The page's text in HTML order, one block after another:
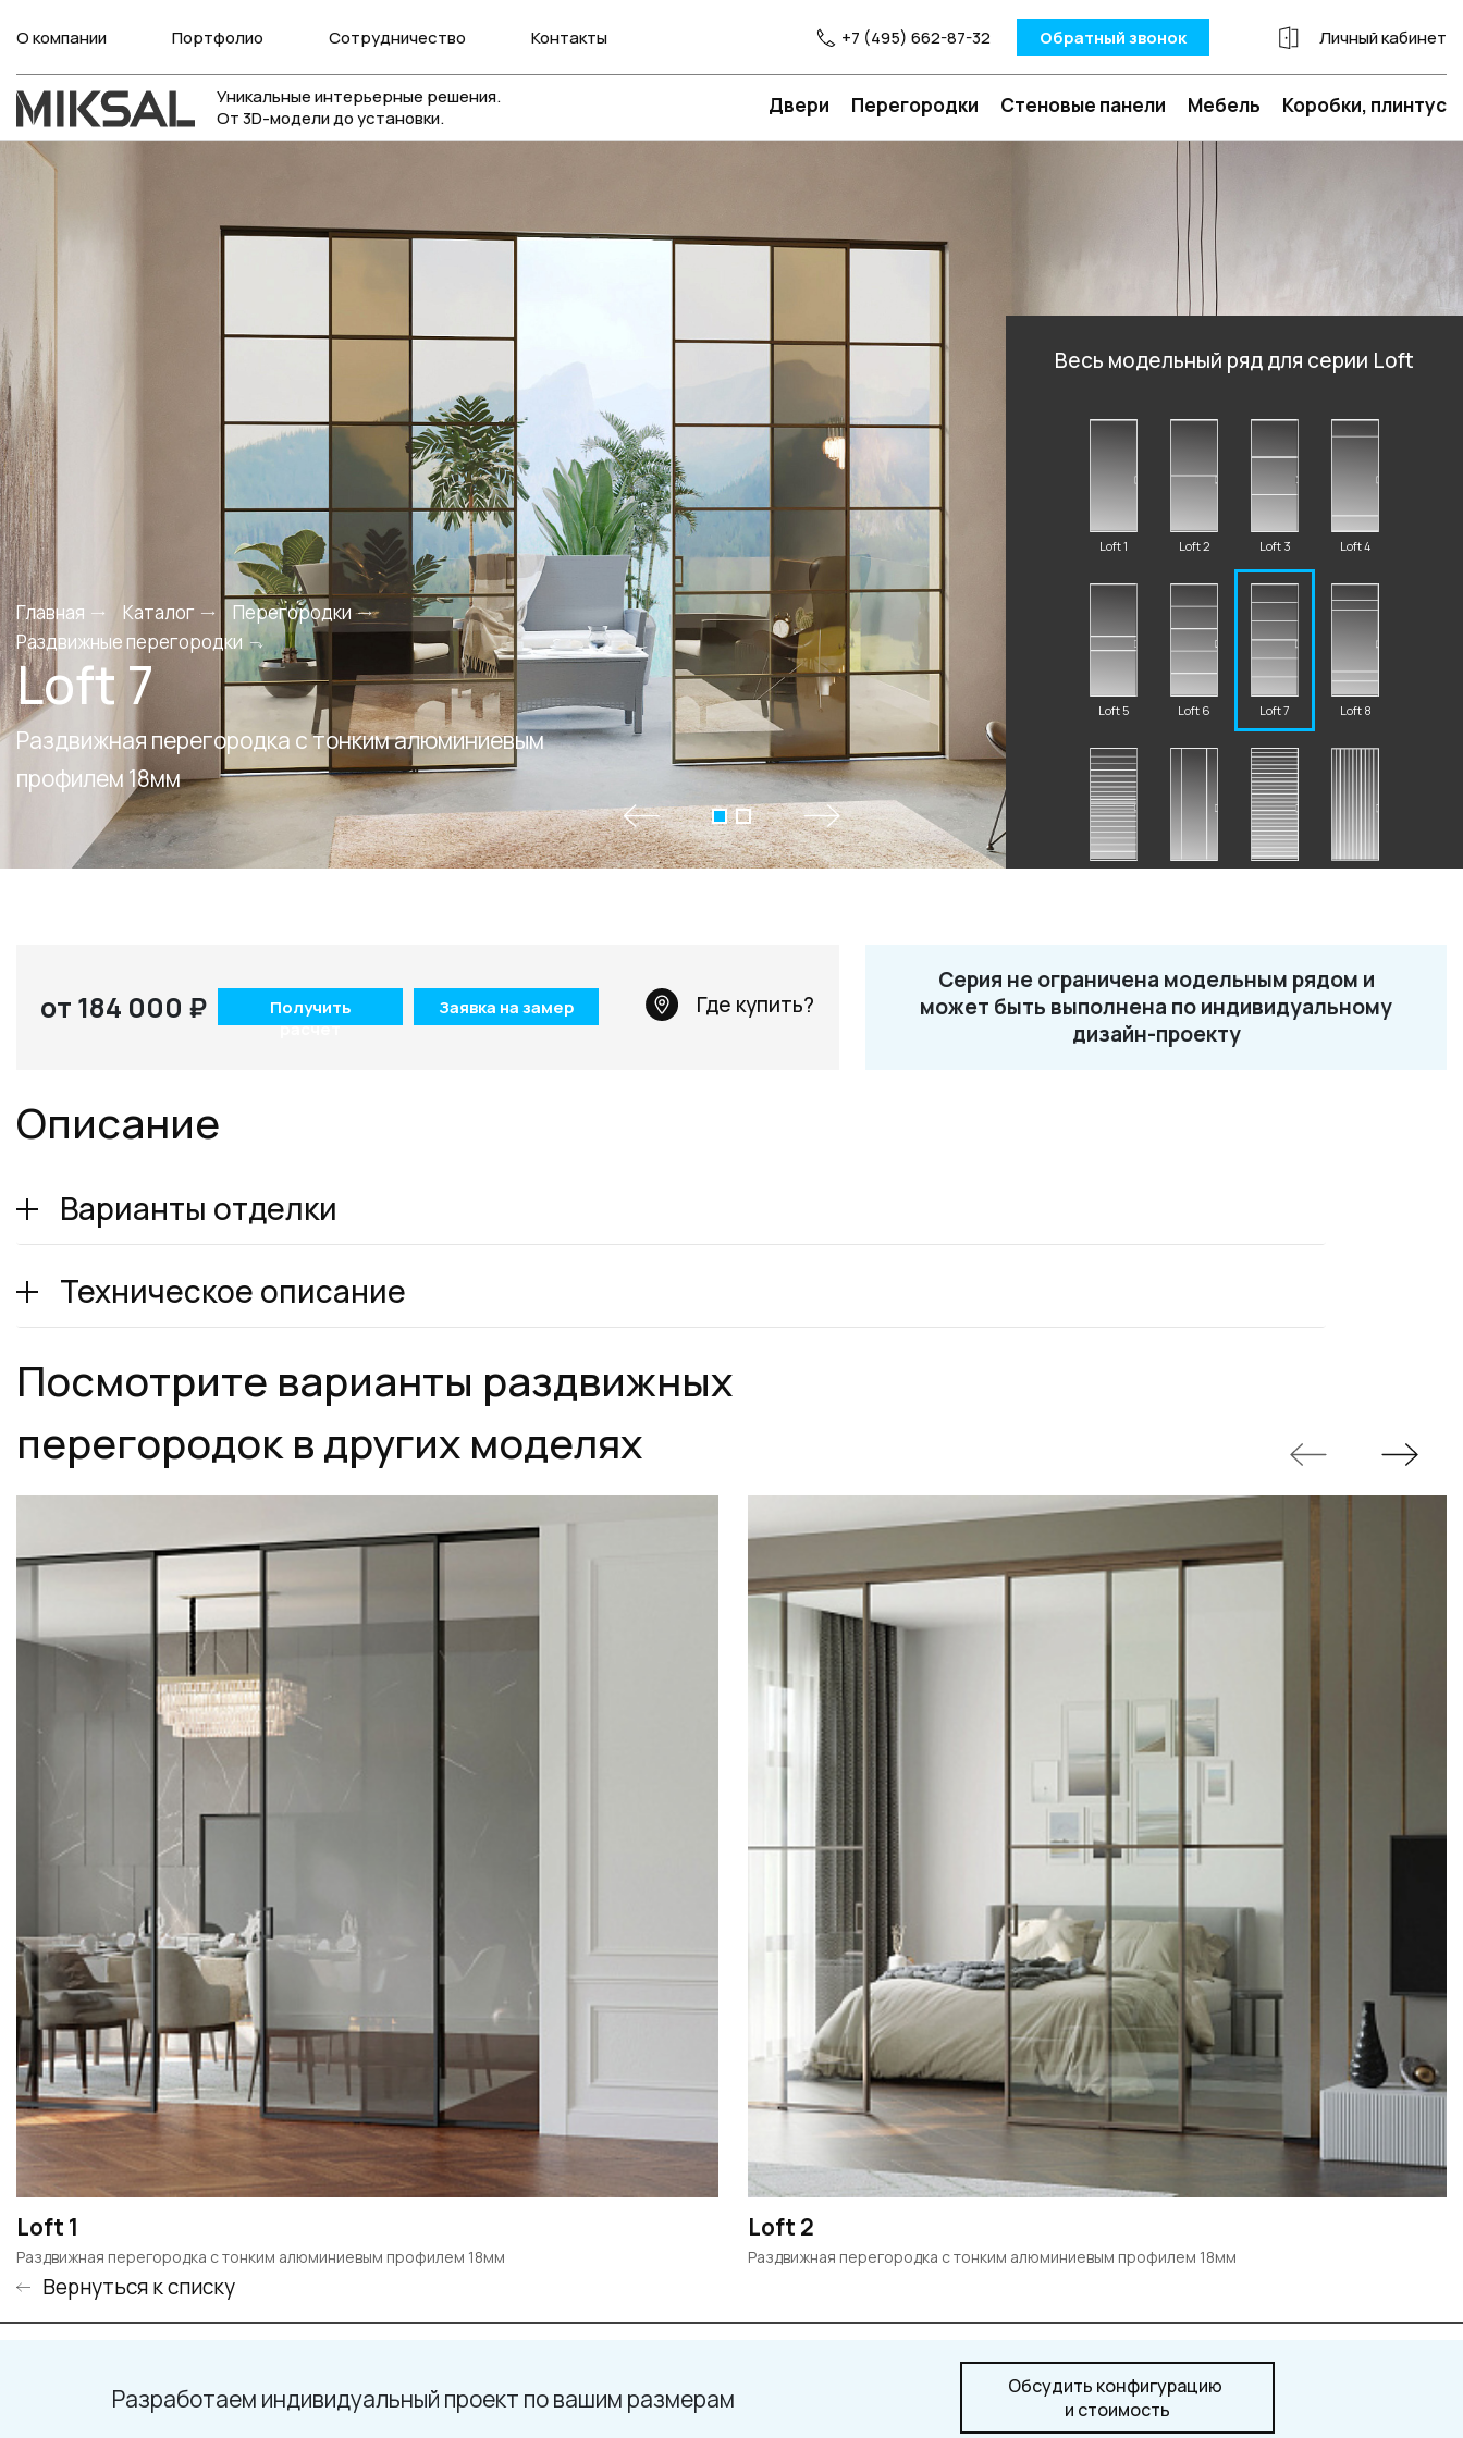
О компании Портфолио Сотрудничество Контакты +7 (495) 662-87-32 Обратный звонок Личный кабинет
Уникальные интерьерные решения.
От 3D-модели до установки.
Двери Перегородки Стеновые панели Мебель Коробки, плинтус
Главная Каталог
Перегородки
Раздвижные перегородки
Loft 7
Раздвижная перегородка с тонким алюминиевым
профилем 18мм
Весь модельный ряд для серии Loft
Loft 1 Loft 2 Loft 3 Loft 4
Loft 5 Loft 6 Loft 7 Loft 8
Loft 13 Loft 14
от 184 000 ₽
Получить
расчет
Заявка на замер Где купить?
Серия не ограничена модельным рядом и
может быть выполнена по индивидуальному
дизайн-проекту
Описание
Варианты отделки
Техническое описание
Посмотрите варианты раздвижных
перегородок в других моделях
Loft 1
Раздвижная перегородка с тонким алюминиевым профилем 18мм
Loft 2
Раздвижная перегородка с тонким алюминиевым профилем 18мм
Вернуться к списку
Разработаем индивидуальный проект по вашим размерам
Обсудить конфигурацию
и стоимость
+7 495 662 87 32
salon@miksal.ru
Белорусская
г. Москва, ул. Бутырский Вал, д. 32
Телефон: +7 495 662-87-32